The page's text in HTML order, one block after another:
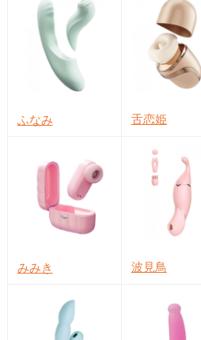
ふなみ 舌恋姫
みみき 波見鳥